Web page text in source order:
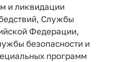
и ликвидации
Службы
Федерации,
безопасности и
программ